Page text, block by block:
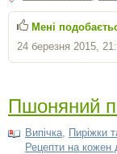
24 березня 2015,
Мені
Пшоняний
Випічка Пиріжки
Рецепти на кожен